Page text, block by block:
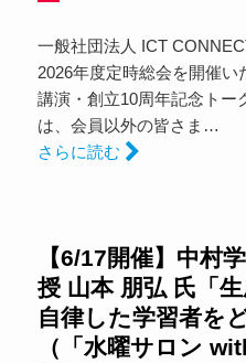
一般社団法人 ICT
2026年度定時総会を開催
講演・創立10周年記念トー
は、会員以外の皆さま…
さらに読む
【6/17開催】中村
授 山本 朋弘 氏「
自律した学習者を
（「水曜サロン